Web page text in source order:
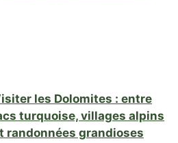
les Dolomites : entre
turquoise, villages alpins
randonnées grandioses